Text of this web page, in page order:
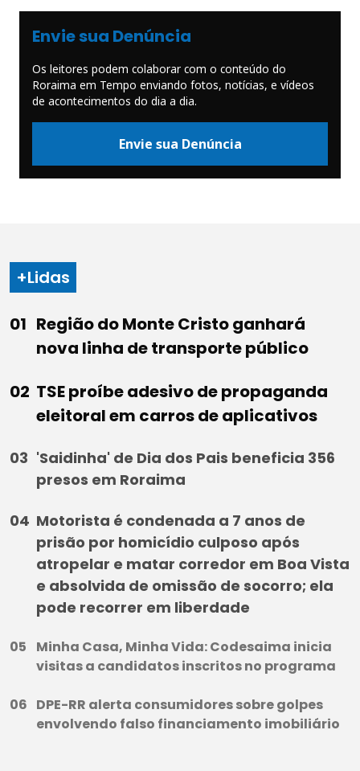
Envie sua Denúncia
Os leitores podem colaborar com o conteúdo do
Roraima em Tempo enviando fotos, notícias, e vídeos
de acontecimentos do dia a dia.
Envie sua Denúncia
+Lidas
Região do Monte Cristo ganhará
nova linha de transporte público
TSE proíbe adesivo de propaganda
eleitoral em carros de aplicativos
'Saidinha' de Dia dos Pais beneficia 356
presos em Roraima
Motorista é condenada a 7 anos de
prisão por homicídio culposo após
atropelar e matar corredor em Boa Vista
e absolvida de omissão de socorro; ela
pode recorrer em liberdade
Minha Casa, Minha Vida: Codesaima inicia
visitas a candidatos inscritos no programa
DPE-RR alerta consumidores sobre golpes
envolvendo falso financiamento imobiliário